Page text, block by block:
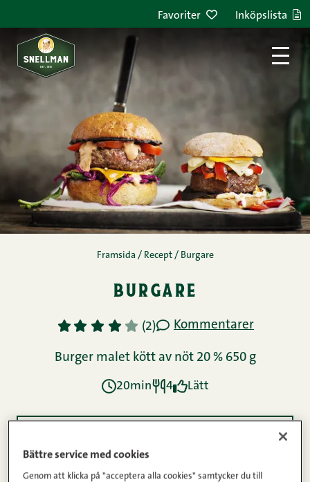
Favoriter Inköpslista
Framsida / Recept / Burgare
burgare
1 2 3 4 5 (2) Kommentarer
Burger malet kött av nöt 20 % 650 g
20min 4 Lätt
Bättre service med cookies
Genom att klicka på "acceptera alla cookies" samtycker du till